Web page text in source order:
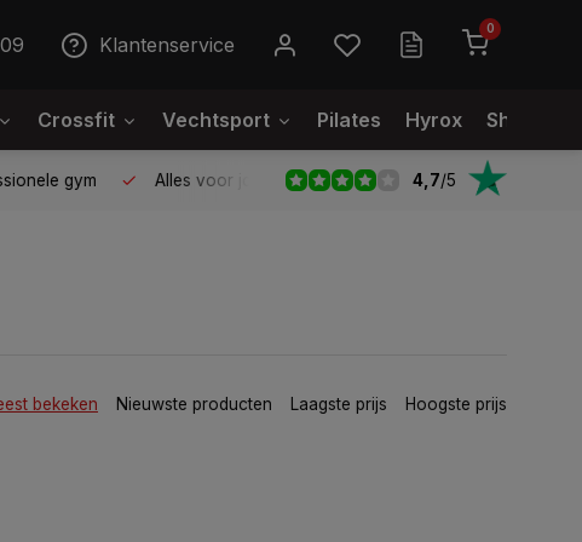
Klantenservice
0
Crossfit Vechtsport Pilates Hyrox
gym Alles voor jouw gym op één plek Voor 95%
4,7/5
bekeken Nieuwste producten Laagste prijs Hoogste prijs